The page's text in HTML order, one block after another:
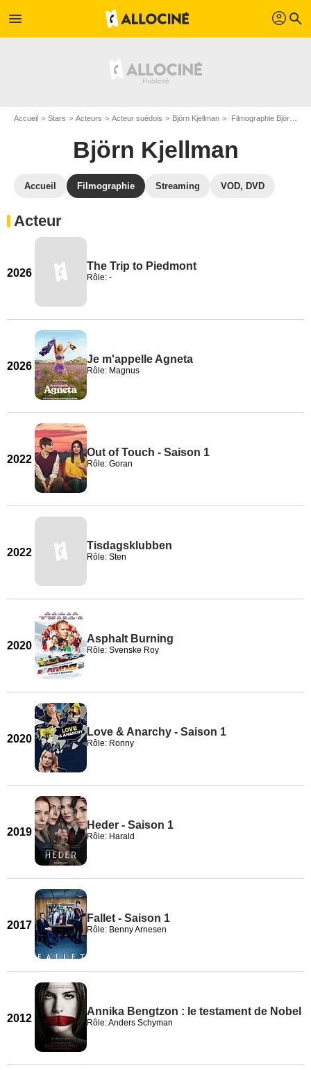
menu profil search
Accueil Stars Acteurs Acteur suédois Björn Kjellman Filmographie Björn Kjellman
Björn Kjellman
Accueil Filmographie Streaming VOD, DVD
Acteur
2026
The Trip to Piedmont
Rôle: -
2026
Je m'appelle Agneta
Rôle: Magnus
2022
Out of Touch - Saison 1
Rôle: Goran
2022
Tisdagsklubben
Rôle: Sten
2020
Asphalt Burning
Rôle: Svenske Roy
2020
Love & Anarchy - Saison 1
Rôle: Ronny
2019
Heder - Saison 1
Rôle: Harald
2017
Fallet - Saison 1
Rôle: Benny Arnesen
2012
Annika Bengtzon : le testament de Nobel
Rôle: Anders Schyman